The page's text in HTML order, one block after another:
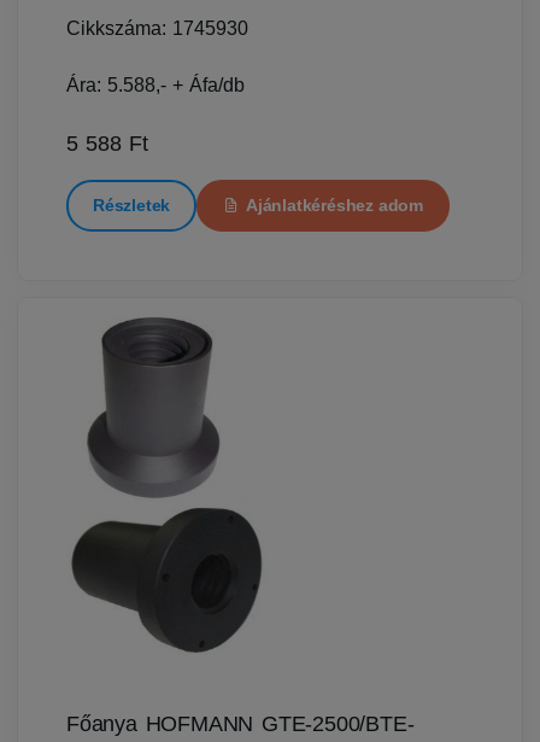
Cikkszáma: 1745930
Ára: 5.588,- + Áfa/db
5 588 Ft
Részletek Ajánlatkéréshez adom
Főanya HOFMANN GTE-2500/BTE-